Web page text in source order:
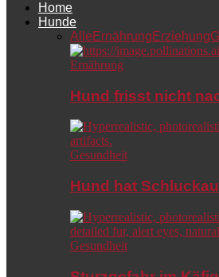
Home
Hunde
Alle Ernährung Erziehung
Ernährung
Hund frisst nicht
Gesundheit
Hund hat
Gesundheit